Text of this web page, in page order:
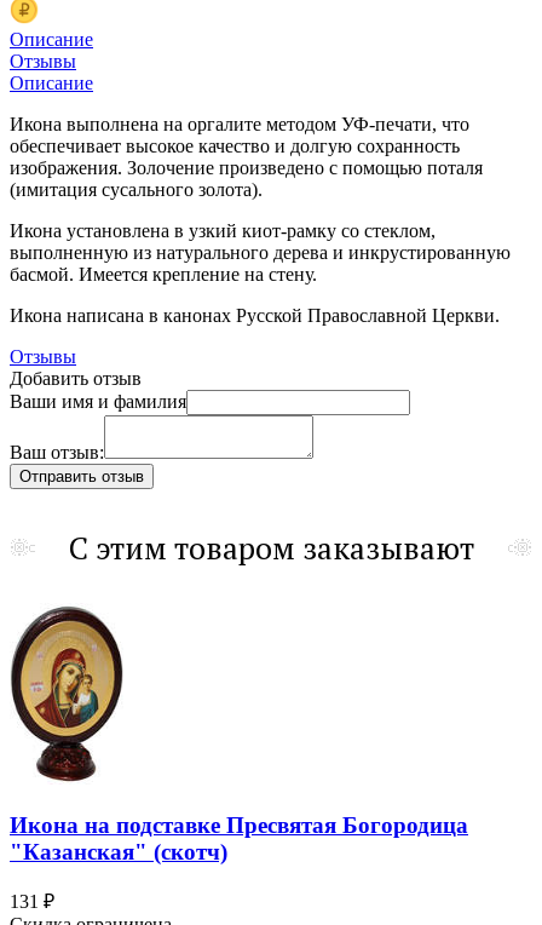
Описание
Отзывы
Описание
Икона выполнена на оргалите методом УФ-печати, что
обеспечивает высокое качество и долгую сохранность
изображения. Золочение произведено с помощью поталя
(имитация сусального золота).
Икона установлена в узкий киот-рамку со стеклом,
выполненную из натурального дерева и инкрустированную
басмой. Имеется крепление на стену.
Икона написана в канонах Русской Православной Церкви.
Отзывы
Добавить отзыв
Ваши имя и фамилия
Ваш отзыв:
С этим товаром заказывают
Икона на подставке Пресвятая Богородица
"Казанская" (скотч)
131 ₽